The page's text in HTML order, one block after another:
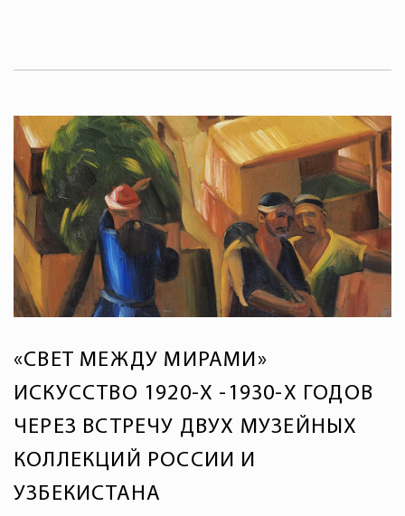
«СВЕТ МЕЖДУ МИРАМИ»
ИСКУССТВО 1920-Х -1930-Х ГОДОВ
ЧЕРЕЗ ВСТРЕЧУ ДВУХ МУЗЕЙНЫХ
КОЛЛЕКЦИЙ РОССИИ И
УЗБЕКИСТАНА